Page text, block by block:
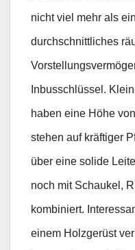
nicht viel mehr als
durchschnittliches
Inbusschlüssel.
haben eine Höhe
stehen auf kräftiger
über eine solide
noch mit Schaukel,
kombiniert.
einem Holzgerüst